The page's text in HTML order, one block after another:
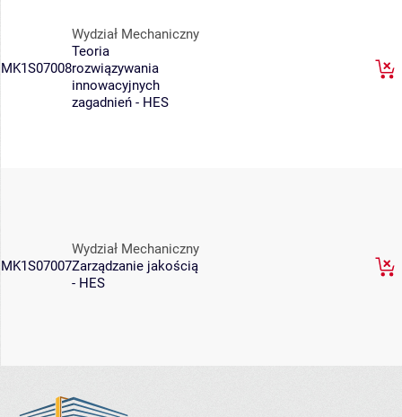
MK1S07008
Wydział Mechaniczny
Teoria
rozwiązywania
innowacyjnych
zagadnień - HES
MK1S07007
Wydział Mechaniczny
Zarządzanie jakością
- HES